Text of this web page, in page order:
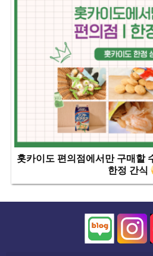
홋카이도 편의점에서만 구매할
한정 간식